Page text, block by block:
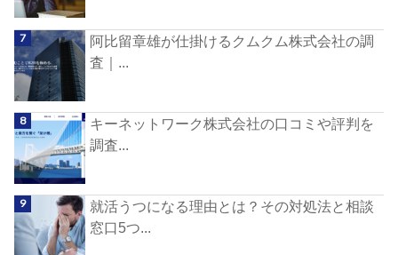
阿比留章雄が仕掛けるクムクム株式会社の調
査｜...
キーネットワーク株式会社の口コミや評判を
調査...
就活うつになる理由とは？その対処法と相談
窓口5つ...